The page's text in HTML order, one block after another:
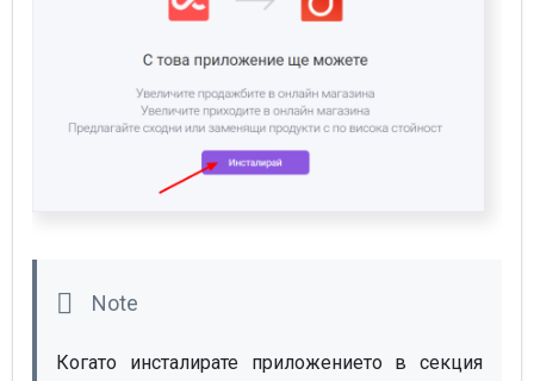
Когато инсталирате приложението в секция